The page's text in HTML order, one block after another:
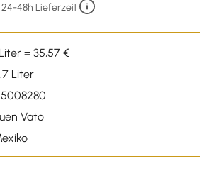
48h Lieferzeit
= 35,57 €
Liter
Vato